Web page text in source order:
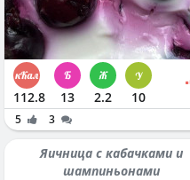
112.8 13 2.2 10
5 3
Яичница с кабачками и
шампиньонами